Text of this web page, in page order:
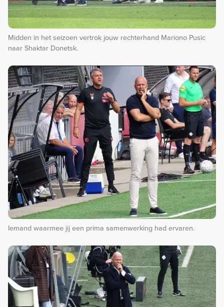
Midden in het seizoen vertrok jouw rechterhand Mariono Pusic
naar Shaktar Donetsk.
Iemand waarmee jij een prima samenwerking had ervaren.